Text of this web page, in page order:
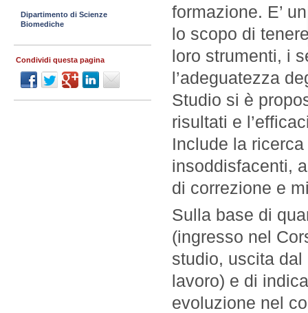
formazione. E’
lo scopo di
loro strumenti, i
l’adeguatezza
Studio si è
risultati e
Include la
insoddisfacenti,
di correzione e
Sulla base di
(ingresso nel
studio, uscita
lavoro) e di
evoluzione nel
Dipartimento di Scienze
Biomediche
Condividi questa pagina